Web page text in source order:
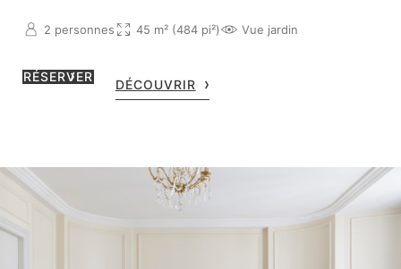
2 personnes 45 m² (484 pi²) Vue jardin
RÉSERVER
DÉCOUVRIR